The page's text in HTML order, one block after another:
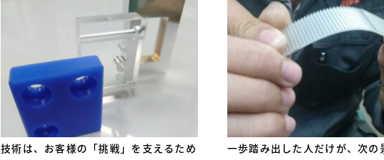
技術は、お客様の「挑戦」を支えるため
一歩踏み出した人だけが、次の